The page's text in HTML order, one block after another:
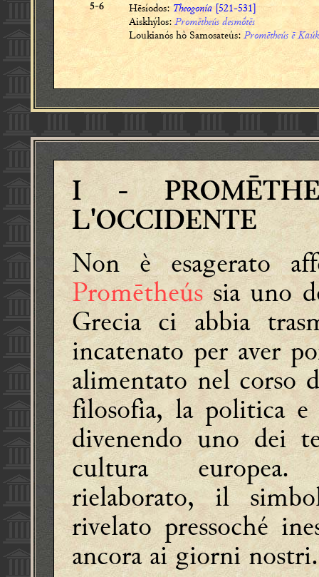
5-6 Hēsíodos: Theogonía[521-531]
Aiskhýlos: Promētheús desmṓtēs
Loukianós hò Samosateús: Promētheús ē
I-
L'OCCIDENTE
Non è esagerato
Promētheússia uno
Grecia ci abbia
incatenato per aver
alimentato nel corso
filosofia, la politica e
divenendo uno dei
cultura europea.
rielaborato, il
rivelato pressoché
ancora ai giorni nostri.